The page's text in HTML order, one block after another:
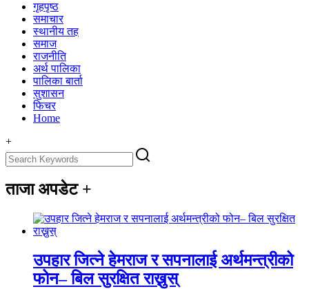
गृहपृष्‍ठ
समाचार
स्थानीय तह
समाज
राजनीति
अर्थ पालिका
पालिका बार्ता
सुशासन
फिचर
Home
+
ताजा अपडेट +
उपहार जित्ने हेमराज र सपनालाई अर्थमन्त्रीको
फोन– बिल सुरक्षित राख्नुस्